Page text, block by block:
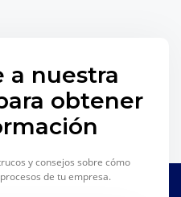
a nuestra
obtener
y consejos sobre cómo
de tu empresa.